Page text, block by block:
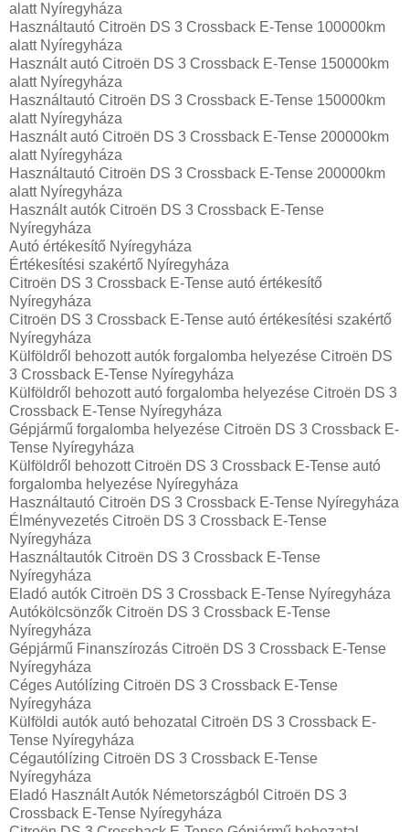
alatt Nyíregyháza
Használtautó‎ Citroën DS 3 Crossback E-Tense 100000km
alatt Nyíregyháza
Használt autó‎ Citroën DS 3 Crossback E-Tense 150000km
alatt Nyíregyháza
Használtautó‎ Citroën DS 3 Crossback E-Tense 150000km
alatt Nyíregyháza
Használt autó‎ Citroën DS 3 Crossback E-Tense 200000km
alatt Nyíregyháza
Használtautó‎ Citroën DS 3 Crossback E-Tense 200000km
alatt Nyíregyháza
Használt autó‎k Citroën DS 3 Crossback E-Tense
Nyíregyháza
Autó értékesítő Nyíregyháza
Értékesítési szakértő Nyíregyháza
Citroën DS 3 Crossback E-Tense autó értékesítő
Nyíregyháza
Citroën DS 3 Crossback E-Tense autó értékesítési szakértő
Nyíregyháza
Külföldről behozott autók forgalomba helyezése Citroën DS
3 Crossback E-Tense Nyíregyháza
Külföldről behozott autó forgalomba helyezése Citroën DS 3
Crossback E-Tense Nyíregyháza
Gépjármű forgalomba helyezése Citroën DS 3 Crossback E-
Tense Nyíregyháza
Külföldről behozott Citroën DS 3 Crossback E-Tense autó
forgalomba helyezése Nyíregyháza
Használtautó‎ Citroën DS 3 Crossback E-Tense Nyíregyháza
Élményvezetés Citroën DS 3 Crossback E-Tense
Nyíregyháza
Használtautó‎k Citroën DS 3 Crossback E-Tense
Nyíregyháza
Eladó autók Citroën DS 3 Crossback E-Tense Nyíregyháza
Autókölcsönzők Citroën DS 3 Crossback E-Tense
Nyíregyháza
Gépjármű Finanszírozás Citroën DS 3 Crossback E-Tense
Nyíregyháza
Céges Autólízing Citroën DS 3 Crossback E-Tense
Nyíregyháza
Külföldi autók‎ autó behozatal Citroën DS 3 Crossback E-
Tense Nyíregyháza
Cégautólízing Citroën DS 3 Crossback E-Tense
Nyíregyháza
Eladó Használt Autók Németországból Citroën DS 3
Crossback E-Tense Nyíregyháza